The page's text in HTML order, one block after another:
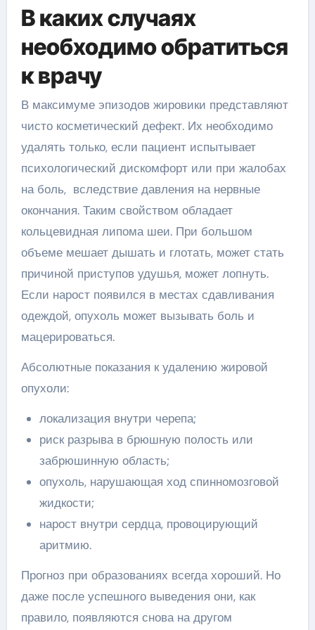
В каких случаях
необходимо обратиться
к врачу
В максимуме эпизодов жировики представляют
чисто косметический дефект. Их необходимо
удалять только, если пациент испытывает
психологический дискомфорт или при жалобах
на боль, вследствие давления на нервные
окончания. Таким свойством обладает
кольцевидная липома шеи. При большом
объеме мешает дышать и глотать, может стать
причиной приступов удушья, может лопнуть.
Если нарост появился в местах сдавливания
одеждой, опухоль может вызывать боль и
мацерироваться.
Абсолютные показания к удалению жировой
опухоли:
локализация внутри черепа;
риск разрыва в брюшную полость или
забрюшинную область;
опухоль, нарушающая ход спинномозговой
жидкости;
нарост внутри сердца, провоцирующий
аритмию.
Прогноз при образованиях всегда хороший. Но
даже после успешного выведения они, как
правило, появляются снова на другом